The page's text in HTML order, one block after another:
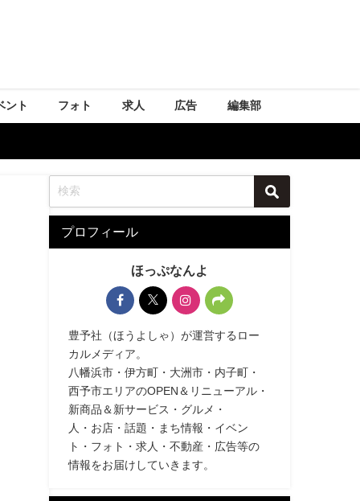
ント フォト 求人 広告 編集部
プロフィール
ほっぷなんよ
豊予社（ほうよしゃ）が運営するロー
カルメディア。
八幡浜市・伊方町・大洲市・内子町・
西予市エリアのOPEN＆リニューアル・
新商品＆新サービス・グルメ・
人・お店・話題・まち情報・イベン
ト・フォト・求人・不動産・広告等の
情報をお届けしていきます。